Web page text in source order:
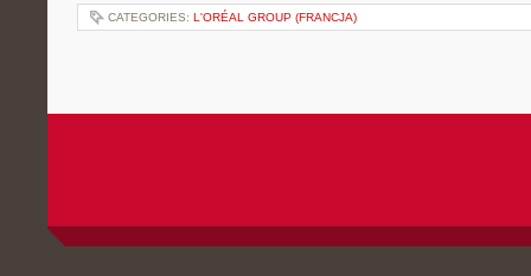
CATEGORIES: L'ORÉAL GROUP (FRANCJA)